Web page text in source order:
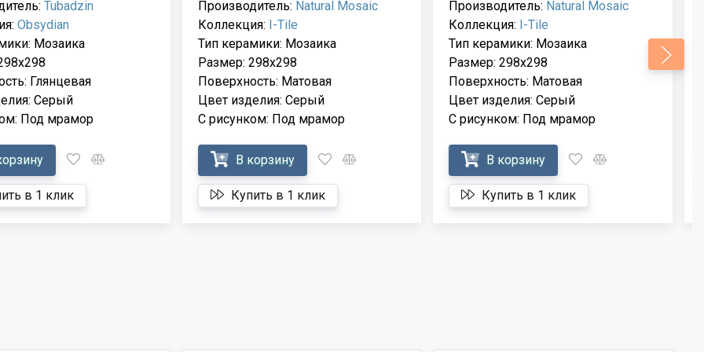
Tubadzin
Obsydian
Мозаика
Глянцевая
Серый
Под мрамор
в 1 клик
Производитель: Natural Mosaic
Коллекция: I-Тilе
Тип керамики: Мозаика
Размер: 298x298
Поверхность: Матовая
Цвет изделия: Серый
С рисунком: Под мрамор
В корзину
Купить в 1 клик
Производитель: Natural Mosaic
Коллекция: I-Тilе
Тип керамики: Мозаика
Размер: 298x298
Поверхность: Матовая
Цвет изделия: Серый
С рисунком: Под мрамор
В корзину
Купить в 1 клик